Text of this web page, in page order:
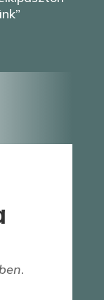
.